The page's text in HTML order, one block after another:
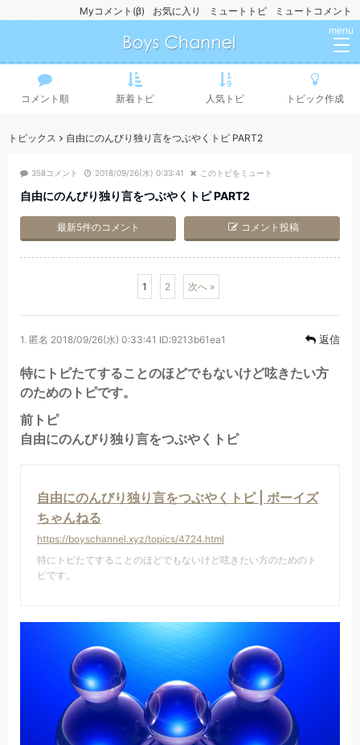
ミュートコメント
ミュートトピ
お気に入り
Myコメント(β)
menu
コメント順 新着トピ 人気トピ トピック作成
トピックス 自由にのんびり独り言をつぶやくトピ PART2
358コメント 2018/09/26(水) 0:33:41 このトピをミュート
自由にのんびり独り言をつぶやくトピ PART2
コメント投稿
最新5件のコメント
1 2 次へ »
1. 匿名 2018/09/26(水) 0:33:41 ID:9213b61ea1 返信
特にトピたてすることのほどでもないけど呟きたい方
のためのトピです。
前トピ
自由にのんびり独り言をつぶやくトピ
自由にのんびり独り言をつぶやくトピ | ボーイズ
ちゃんねる
https://boyschannel.xyz/topics/4724.html
特にトピたてすることのほどでもないけど呟きたい方のためのト
ピです。